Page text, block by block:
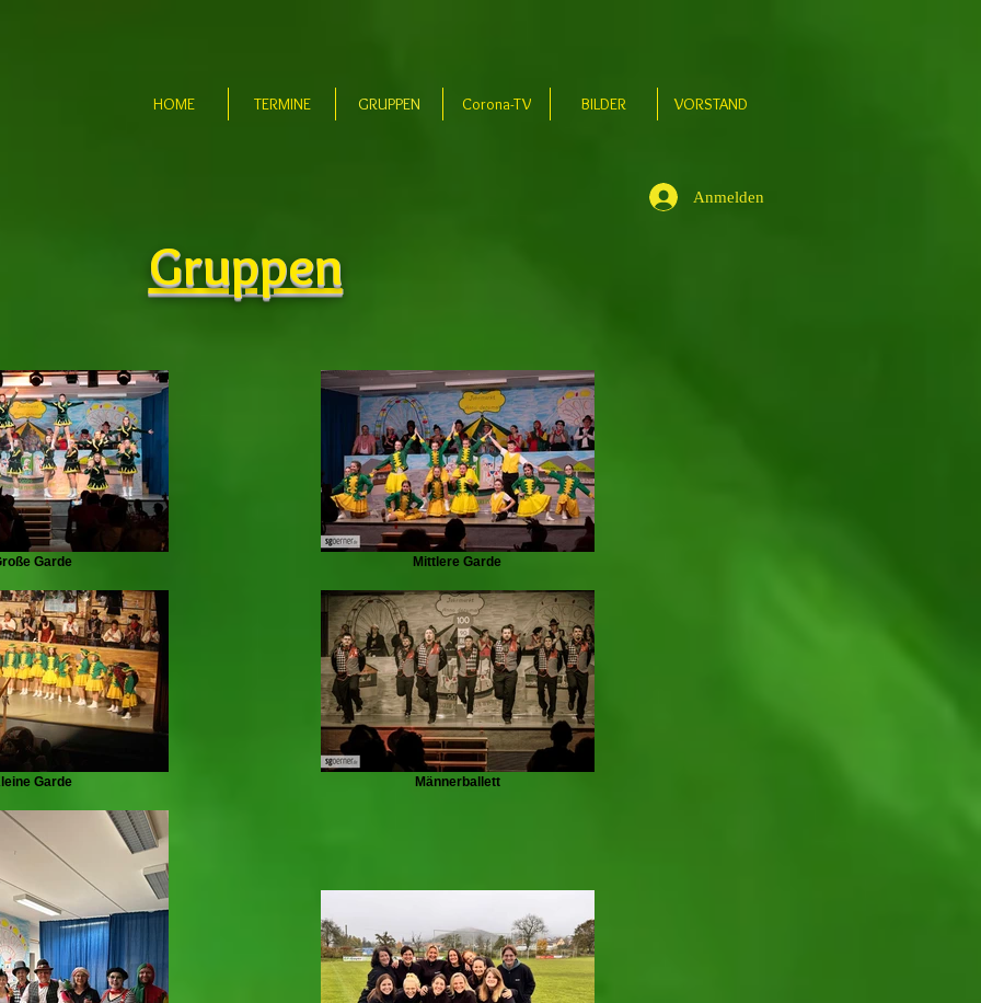
HOME TERMINE GRUPPEN Corona-TV BILDER VORSTAND
Anmelden
Gruppen
Garde Mittlere Garde
Garde Männerballett